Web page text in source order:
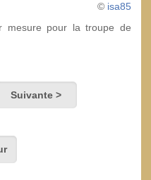
© isa85
mesure pour la troupe de
Suivante >